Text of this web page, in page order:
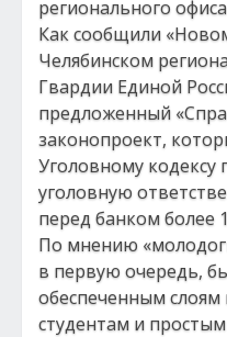
регионального
Как сообщили
Челябинском
Гвардии Единой
предложенный
законопроект,
Уголовному кодексу
уголовную
перед банком более
По мнению
в первую очередь,
обеспеченным слоям
студентам и